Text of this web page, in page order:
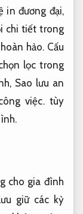
in đương đại,
chi tiết trong
hảo. Cấu
lọc trong
Sao lưu an
việc.tùy
cho gia đình
giữ các kỷ